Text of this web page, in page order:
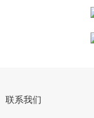
联系我们